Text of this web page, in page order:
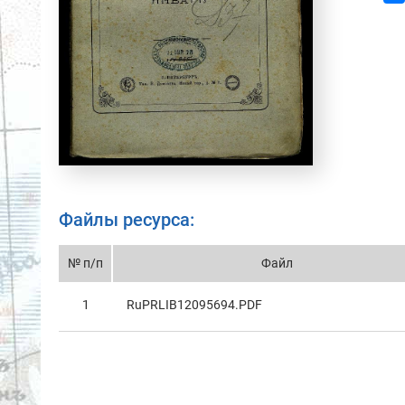
Файлы ресурса:
№ п/п Файл
1 RuPRLIB12095694.PDF